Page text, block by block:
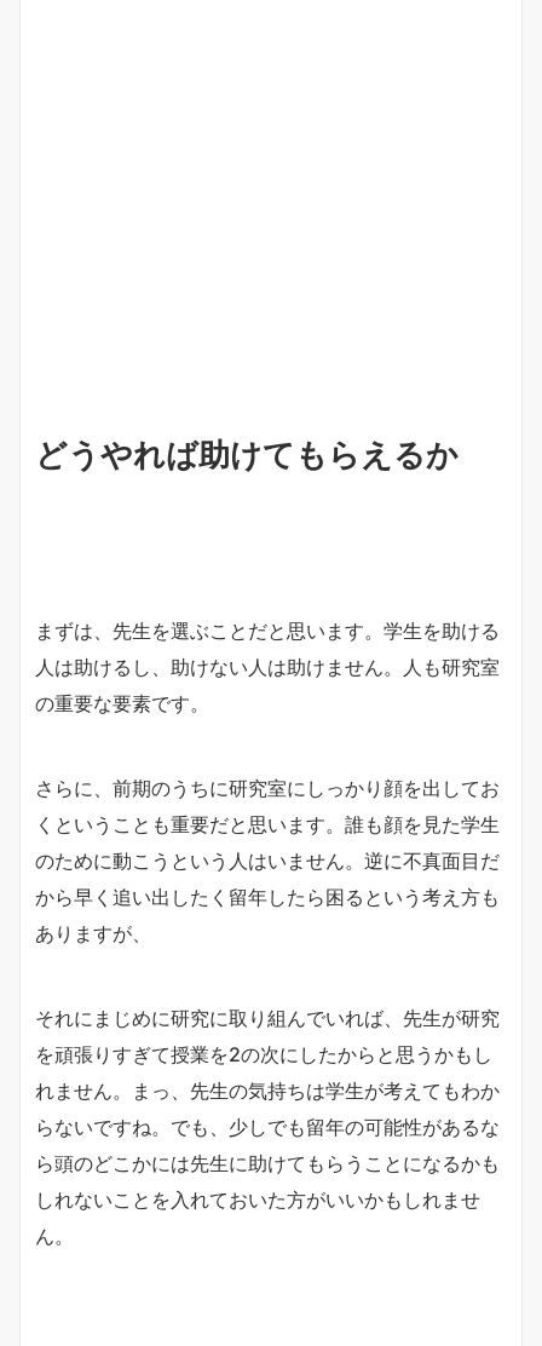
どうやれば助けてもらえるか
まずは、先生を選ぶことだと思います。学生を助ける
人は助けるし、助けない人は助けません。人も研究室
の重要な要素です。
さらに、前期のうちに研究室にしっかり顔を出してお
くということも重要だと思います。誰も顔を見た学生
のために動こうという人はいません。逆に不真面目だ
から早く追い出したく留年したら困るという考え方も
ありますが、
それにまじめに研究に取り組んでいれば、先生が研究
を頑張りすぎて授業を2の次にしたからと思うかもし
れません。まっ、先生の気持ちは学生が考えてもわか
らないですね。でも、少しでも留年の可能性があるな
ら頭のどこかには先生に助けてもらうことになるかも
しれないことを入れておいた方がいいかもしれませ
ん。